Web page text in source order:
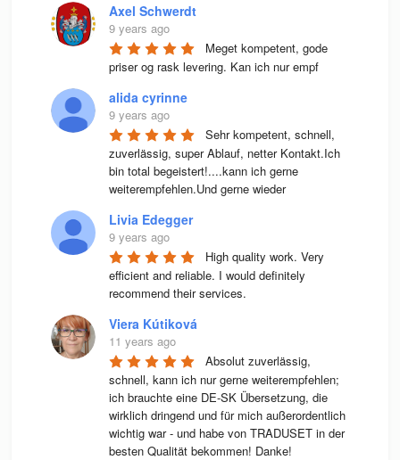
Axel Schwerdt
9 years ago
Meget kompetent, gode
priser og rask levering. Kan ich nur empf
alida cyrinne
9 years ago
Sehr kompetent, schnell,
zuverlässig, super Ablauf, netter Kontakt.Ich
bin total begeistert!....kann ich gerne
weiterempfehlen.Und gerne wieder
Livia Edegger
9 years ago
High quality work. Very
efficient and reliable. I would definitely
recommend their services.
Viera Kútiková
11 years ago
Absolut zuverlässig,
schnell, kann ich nur gerne weiterempfehlen;
ich brauchte eine DE-SK Übersetzung, die
wirklich dringend und für mich außerordentlich
wichtig war - und habe von TRADUSET in der
besten Qualität bekommen! Danke!